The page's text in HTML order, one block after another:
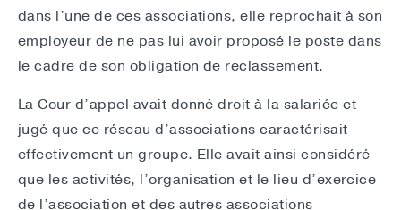
dans l’une de ces associations, elle reprochait à son
employeur de ne pas lui avoir proposé le poste dans
le cadre de son obligation de reclassement.
La Cour d’appel avait donné droit à la salariée et
jugé que ce réseau d’associations caractérisait
effectivement un groupe. Elle avait ainsi considéré
que les activités, l’organisation et le lieu d’exercice
de l’association et des autres associations